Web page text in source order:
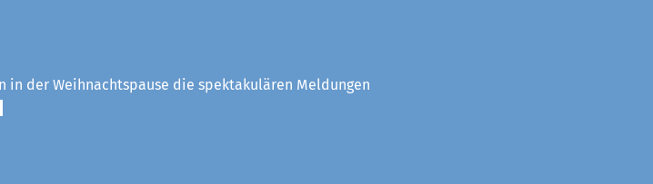
in der Weihnachtspause die spektakulären Meldungen